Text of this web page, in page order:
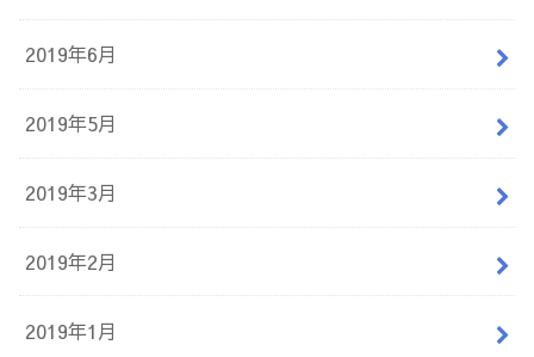
2019年6月
2019年5月
2019年3月
2019年2月
2019年1月